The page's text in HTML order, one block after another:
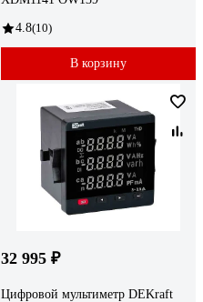
4.8(10)
В корзину
32 995 ₽
Цифровой мультиметр DEKraft